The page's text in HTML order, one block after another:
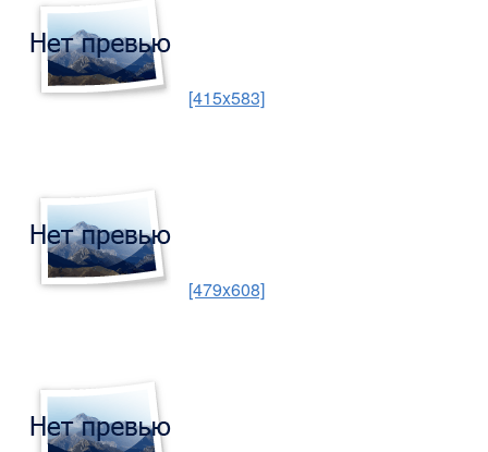
[415x583]
[479x608]